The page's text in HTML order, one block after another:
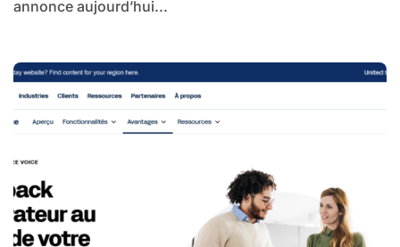
annonce aujourd’hui...